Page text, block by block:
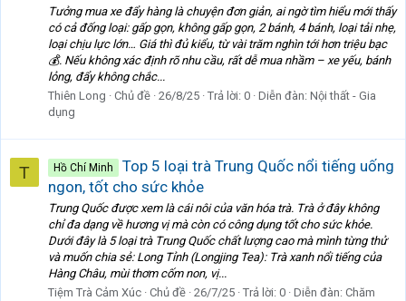
Tưởng mua xe đẩy hàng là chuyện đơn giản, ai ngờ tìm hiểu mới thấy
có cả đống loại: gấp gọn, không gấp gọn, 2 bánh, 4 bánh, loại tải nhẹ,
loại chịu lực lớn… Giá thì đủ kiểu, từ vài trăm nghìn tới hơn triệu bạc
💰. Nếu không xác định rõ nhu cầu, rất dễ mua nhầm – xe yếu, bánh
lỏng, đẩy không chắc...
Thiên Long
Chủ đề 26/8/25 Trả lời: 0 Diễn đàn: Nội thất - Gia
dụng
T Hồ Chí Minh
Top 5 loại trà Trung Quốc nổi tiếng uống
ngon, tốt cho sức khỏe
Trung Quốc được xem là cái nôi của văn hóa trà. Trà ở đây không
chỉ đa dạng về hương vị mà còn có công dụng tốt cho sức khỏe.
Dưới đây là 5 loại trà Trung Quốc chất lượng cao mà mình từng thử
và muốn chia sẻ: Long Tỉnh (Longjing Tea): Trà xanh nổi tiếng của
Hàng Châu, mùi thơm cốm non, vị...
Tiệm Trà Cảm Xúc Chủ đề 26/7/25 Trả lời: 0 Diễn đàn: Chăm